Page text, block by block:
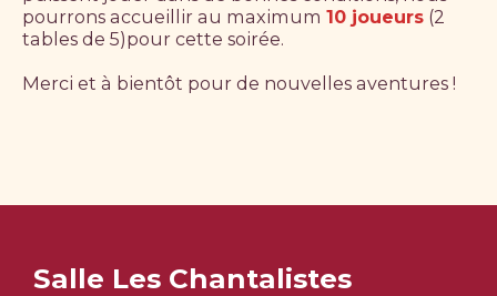
pourrons accueillir au maximum 10 joueurs (2
tables de 5)pour cette soirée.
Merci et à bientôt pour de nouvelles aventures !
Salle Les Chantalistes